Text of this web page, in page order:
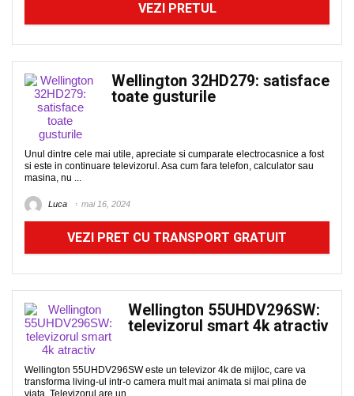
VEZI PRETUL
Wellington 32HD279: satisface
toate gusturile
Unul dintre cele mai utile, apreciate si cumparate electrocasnice a fost
si este in continuare televizorul. Asa cum fara telefon, calculator sau
masina, nu ...
Luca mai 16, 2024
VEZI PRET CU TRANSPORT GRATUIT
Wellington 55UHDV296SW:
televizorul smart 4k atractiv
Wellington 55UHDV296SW este un televizor 4k de mijloc, care va
transforma living-ul intr-o camera mult mai animata si mai plina de
viata. Televizorul are un ...